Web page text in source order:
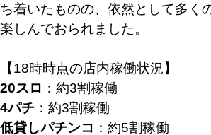
ち着いたものの、依然として多く
楽しんでおられました。
【18時時点の店内稼働状況】
20スロ ：約3割稼働
4パチ ：約3割稼働
低貸しパチンコ ：約5割稼働